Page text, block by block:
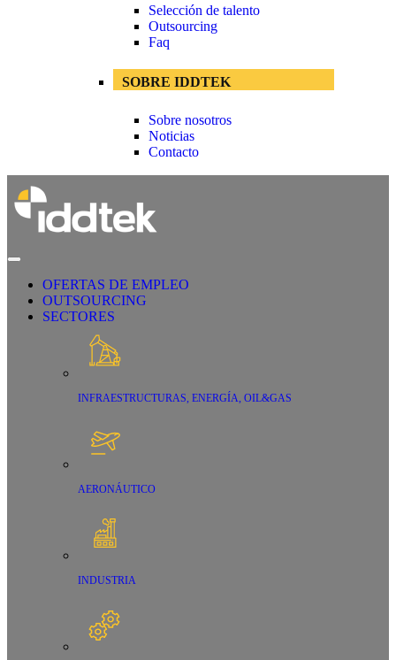
Selección de talento
Outsourcing
Faq
SOBRE IDDTEK
Sobre nosotros
Noticias
Contacto
OFERTAS DE EMPLEO
OUTSOURCING
SECTORES
INFRAESTRUCTURAS, ENERGÍA, OIL&GAS
AERONÁUTICO
INDUSTRIA